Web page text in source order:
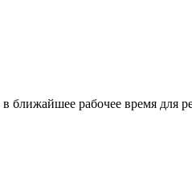
ближайшее рабочее время для